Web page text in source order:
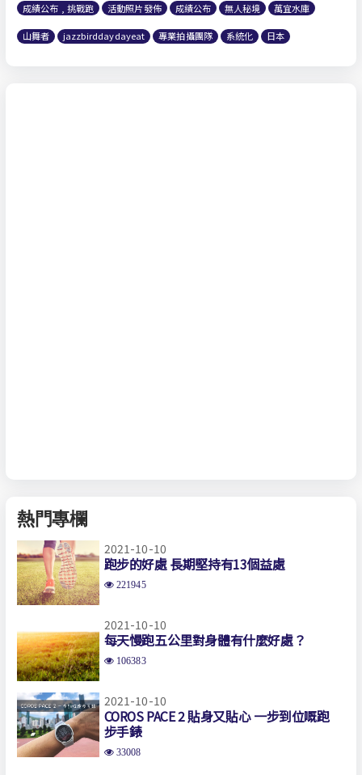
成績公布 , 挑戰跑 活動照片發佈 成績公布 無人秘境 萬宜水庫
山舞者 jazzbirddaydayeat 專業拍攝團隊 系統化 日本
熱門專欄
2021-10-10
跑步的好處 長期堅持有13個益處
221945
2021-10-10
每天慢跑五公里對身體有什麼好處？
106383
2021-10-10
COROS PACE 2 貼身又貼心 一步到位嘅跑
步手錶
33008